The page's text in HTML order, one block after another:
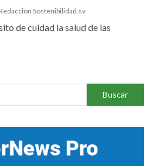
Redacción Sostenibilidad.sv
de cuidad la salud de las